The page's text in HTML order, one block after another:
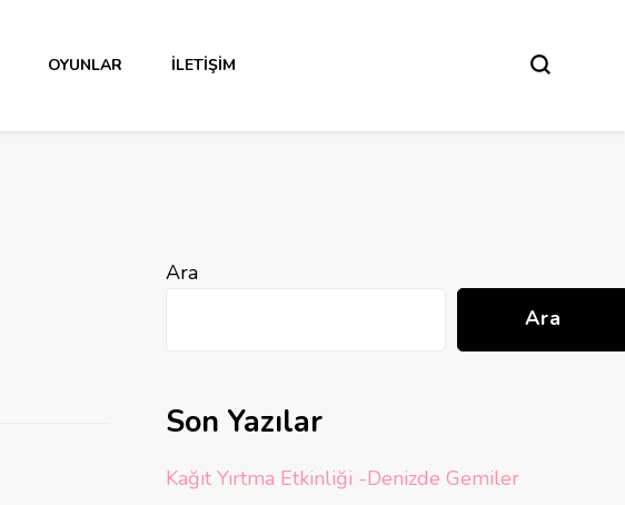
OYUNLAR İLETIŞIM
Ara
Ara
Son Yazılar
Kağıt Yırtma Etkinliği -Denizde Gemiler